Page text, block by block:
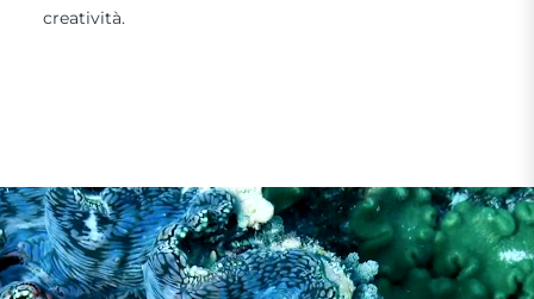
creatività.